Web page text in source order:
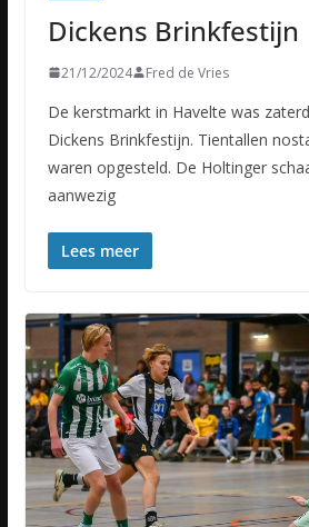
Dickens Brinkfestijn
21/12/2024 Fred de Vries
De kerstmarkt in Havelte was
Dickens Brinkfestijn. Tientallen
waren opgesteld. De Holtinger
aanwezig
Lees meer